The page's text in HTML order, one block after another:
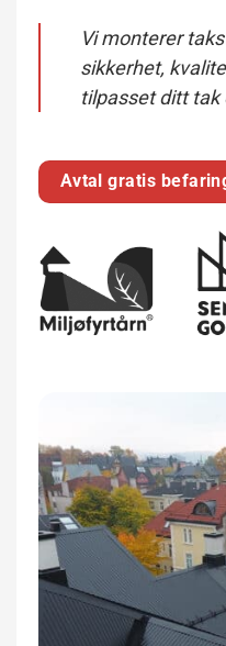
Vi monterer
sikkerhet,
tilpasset ditt tak
Avtal gratis